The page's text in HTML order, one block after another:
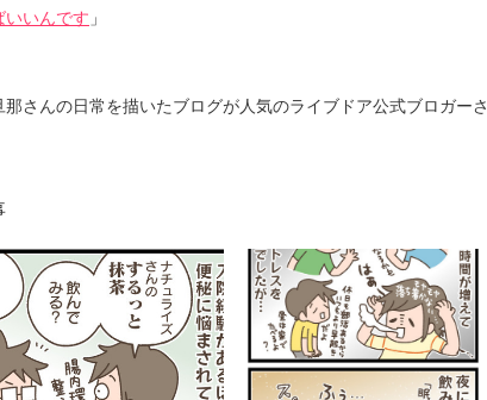
いいんです 」
さんの日常を描いたブログが人気のライブドア公式ブロガーさ